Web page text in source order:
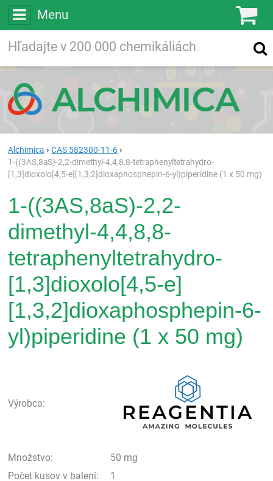
Menu
Vyhľadávanie
Alchimica
CAS 582300-11-6
1-((3AS,8aS)-2,2-dimethyl-4,4,8,8-tetraphenyltetrahydro-
[1,3]dioxolo[4,5-e][1,3,2]dioxaphosphepin-6-yl)piperidine (1 x 50 mg)
1-((3AS,8aS)-2,2-
dimethyl-4,4,8,8-
tetraphenyltetrahydro-
[1,3]dioxolo[4,5-e]
[1,3,2]dioxaphosphepin-6-
yl)piperidine (1 x 50 mg)
Výrobca:
Množstvo:
50 mg
Počet kusov v balení:
1